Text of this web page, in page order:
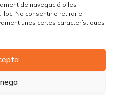
de navegació o les
No consentir o retirar el
unes certes característiques
para publicar un
Agency
de cookies